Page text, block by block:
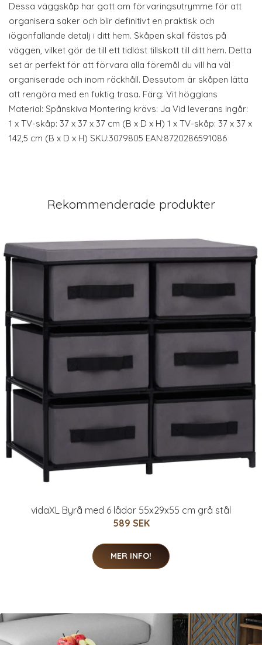
Dessa väggskåp har gott om förvaringsutrymme för att
organisera saker och blir definitivt en praktisk och
iögonfallande detalj i ditt hem. Skåpen skall fästas på
väggen, vilket gör de till ett tidlöst tillskott till ditt hem. Detta
set är perfekt för att förvara alla föremål du vill ha väl
organiserade och inom räckhåll. Dessutom är skåpen lätta
att rengöra med en fuktig trasa. Färg: Vit högglans
Material: Spånskiva Montering krävs: Ja Vid leverans ingår:
1 x TV-skåp: 37 x 37 x 37 cm (B x D x H) 1 x TV-skåp: 37 x 37 x
142,5 cm (B x D x H) SKU:3079805 EAN:8720286591086
Rekommenderade produkter
vidaXL Byrå med 6 lådor 55x29x55 cm grå stål
589 SEK
MER INFO!